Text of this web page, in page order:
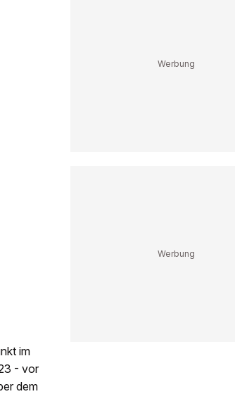
im
- vor
dem